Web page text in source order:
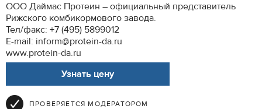
ООО Даймас Протеин – официальный представитель
Рижского комбикормового завода.
Тел/факс: +7 (495) 5899012
E-mail: inform@protein-da.ru
www.protein-da.ru
Узнать цену
ПРОВЕРЯЕТСЯ МОДЕРАТОРОМ